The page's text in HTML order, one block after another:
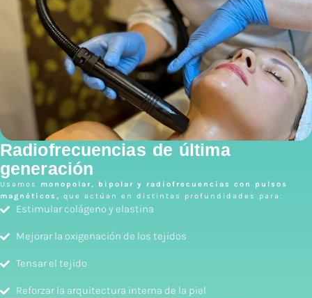
Radiofrecuencias de última
generación
Usamos monopolar, bipolar y radiofrecuencias con pulsos
magnéticos, que actúan en distintas profundidades para:
Estimular colágeno y elastina
Mejorar la oxigenación de los tejidos
Tensar el tejido
Reforzar la arquitectura interna de la piel